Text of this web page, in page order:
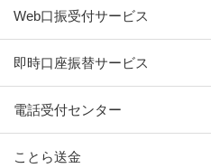
Web口振受付サービス
即時口座振替サービス
電話受付センター
ことら送金